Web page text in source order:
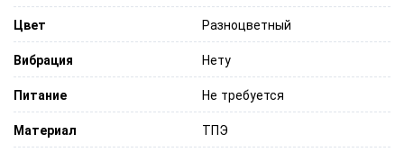
Цвет
Разноцветный
Вибрация
Нету
Питание
Не требуется
Материал
ТПЭ